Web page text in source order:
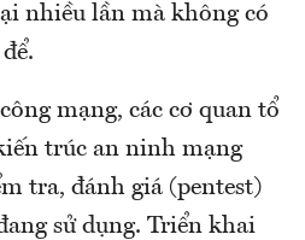
nhiều lần mà không có
mạng, các cơ quan tổ
trúc an ninh mạng
tra, đánh giá (pentest)
sử dụng. Triển khai